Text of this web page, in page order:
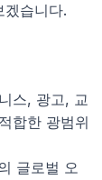
습니다.
스, 광고, 교
합한 광범위
글로벌 오